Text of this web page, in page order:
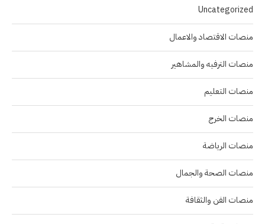
Uncategorized
منصات الاقتصاد والاعمال
منصات الترفيه والمشاهير
منصات التعليم
منصات الخرج
منصات الرياضة
منصات الصحة والجمال
منصات الفن والثقافة